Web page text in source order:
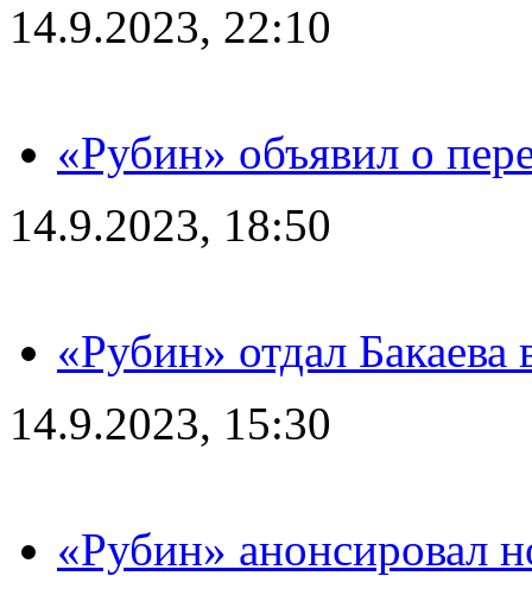
14.9.2023, 22:10
«Рубин» объявил о
14.9.2023, 18:50
«Рубин» отдал
14.9.2023, 15:30
«Рубин» анонсировал